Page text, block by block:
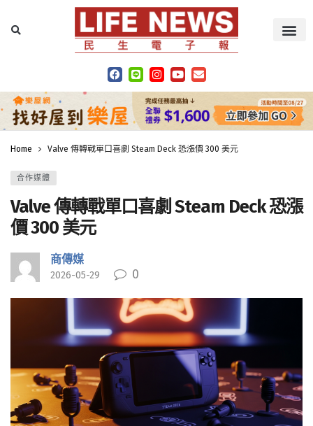
Home Valve 傳轉戰單口喜劇 Steam Deck 恐漲價 300 美元
合作媒體
Valve 傳轉戰單口喜劇 Steam Deck 恐漲
價 300 美元
商傳媒
2026-05-29 0